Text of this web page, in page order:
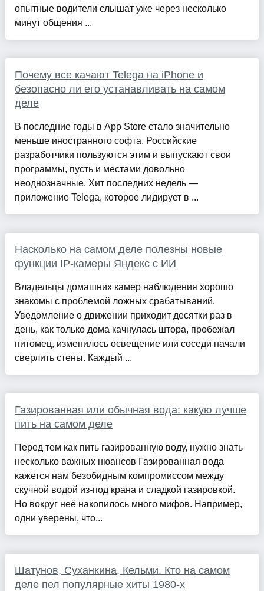
опытные водители слышат уже через несколько
минут общения ...
Почему все качают Telega на iPhone и
безопасно ли его устанавливать на самом
деле
В последние годы в App Store стало значительно
меньше иностранного софта. Российские
разработчики пользуются этим и выпускают свои
программы, пусть и местами довольно
неоднозначные. Хит последних недель —
приложение Telega, которое лидирует в ...
Насколько на самом деле полезны новые
функции IP-камеры Яндекс с ИИ
Владельцы домашних камер наблюдения хорошо
знакомы с проблемой ложных срабатываний.
Уведомление о движении приходит десятки раз в
день, как только дома качнулась штора, пробежал
питомец, изменилось освещение или соседи начали
сверлить стены. Каждый ...
Газированная или обычная вода: какую лучше
пить на самом деле
Перед тем как пить газированную воду, нужно знать
несколько важных нюансов Газированная вода
кажется нам безобидным компромиссом между
скучной водой из-под крана и сладкой газировкой.
Но вокруг неё накопилось много мифов. Например,
одни уверены, что...
Шатунов, Суханкина, Кельми. Кто на самом
деле пел популярные хиты 1980-х